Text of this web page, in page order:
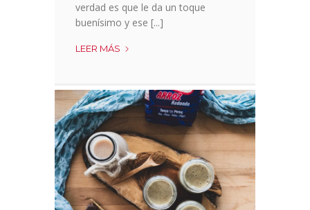
verdad es que le da un toque
buenísimo y ese [...]
LEER MÁS
CREMOSO
SABOR
TURRÓN